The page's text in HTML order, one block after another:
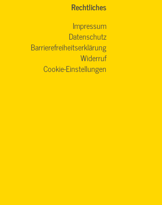
Rechtliches
Impressum
Datenschutz
Barrierefreiheitserklärung
Widerruf
Cookie-Einstellungen